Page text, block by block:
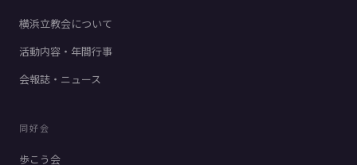
横浜立教会について
活動内容・年間行事
会報誌・ニュース
同好会
歩こう会